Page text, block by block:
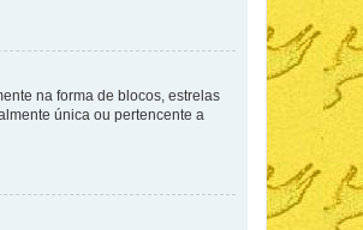
na forma de blocos, estrelas
única ou pertencente a